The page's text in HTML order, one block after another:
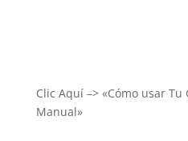
Clic Aquí –> «Cómo usar
Manual»